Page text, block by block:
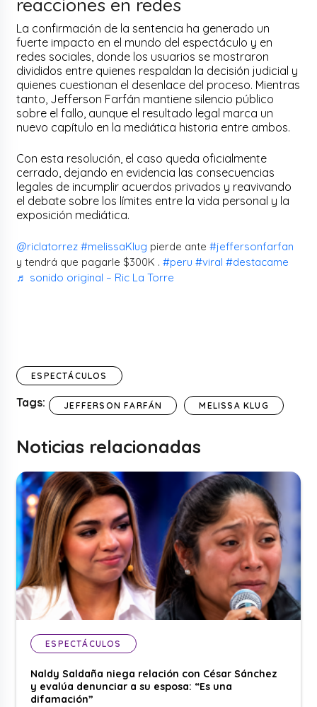
reacciones en redes
La confirmación de la sentencia ha generado un
fuerte impacto en el mundo del espectáculo y en
redes sociales, donde los usuarios se mostraron
divididos entre quienes respaldan la decisión judicial y
quienes cuestionan el desenlace del proceso. Mientras
tanto, Jefferson Farfán mantiene silencio público
sobre el fallo, aunque el resultado legal marca un
nuevo capítulo en la mediática historia entre ambos.
Con esta resolución, el caso queda oficialmente
cerrado, dejando en evidencia las consecuencias
legales de incumplir acuerdos privados y reavivando
el debate sobre los límites entre la vida personal y la
exposición mediática.
@riclatorrez #melissaKlug pierde ante#jeffersonfarfan
y tendrá que pagarle $300K .#peru #viral #destacame
♬ sonido original – Ric La Torre
ESPECTÁCULOS
Tags: JEFFERSON FARFÁN MELISSA KLUG
Noticias relacionadas
ESPECTÁCULOS
Naldy Saldaña niega relación con César Sánchez
y evalúa denunciar a su esposa: “Es una
difamación”